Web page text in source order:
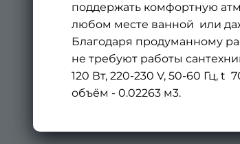
поддержать комфортную
любом месте ванной или
Благодаря продуманному
не требуют работы
120 Вт, 220-230 V, 50-60 Гц, t
объём - 0.02263 м3.